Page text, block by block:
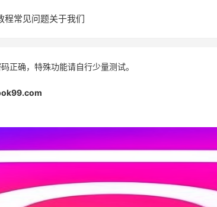
程常见问题关于我们
正确，特殊功能请自行少量测试。